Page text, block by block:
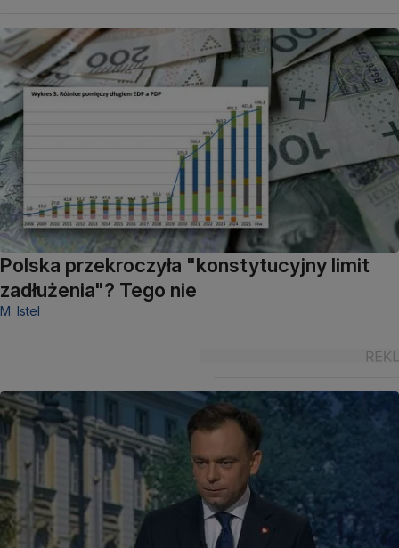
Polska przekroczyła "konstytucyjny limit
zadłużenia"? Tego nie
M. Istel